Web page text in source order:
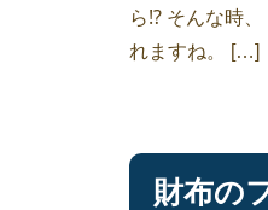
ら⁉︎ そんな時
れますね。 […]
財布の